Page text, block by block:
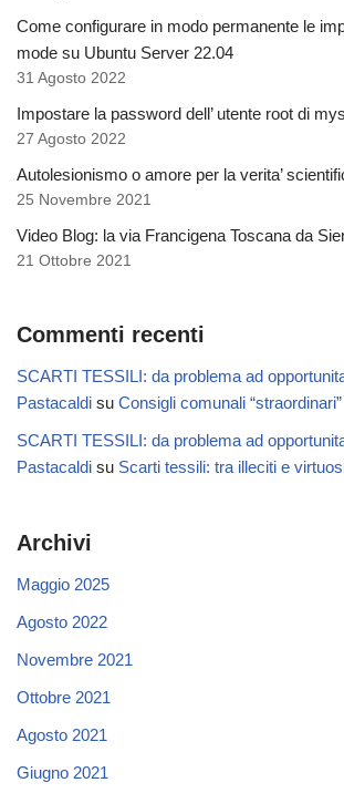
Come configurare in modo permanente le
mode su Ubuntu Server 22.04
31 Agosto 2022
Impostare la password dell’ utente root di
27 Agosto 2022
Autolesionismo o amore per la verita’
25 Novembre 2021
Video Blog: la via Francigena Toscana da
21 Ottobre 2021
Commenti recenti
SCARTI TESSILI: da problema ad
Pastacaldi su Consigli comunali “straordinari”
SCARTI TESSILI: da problema ad
Pastacaldi su Scarti tessili: tra illeciti e
Archivi
Maggio 2025
Agosto 2022
Novembre 2021
Ottobre 2021
Agosto 2021
Giugno 2021